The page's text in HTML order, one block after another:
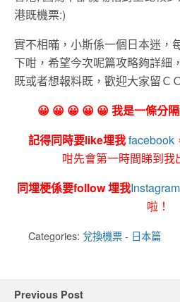
港既機票:)
實不相暪，小斯係一個日本迷，
下咁，希望今次呢篇攻略夠詳細
既或者想報料既，歡迎大家留Ｃ
😀 😀 😀 😀 😀 我是一條分
記得同時要like埋我facebook
咁先會第一時間睇到我
同埋梗係要follow 埋我Instagram
啦！
Categories: 兌換機票 - 日本篇
Previous Post